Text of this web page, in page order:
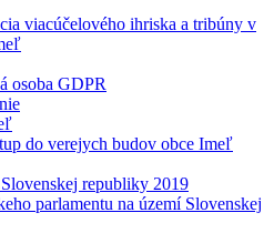
viacúčelového ihriska a tribúny v
osoba GDPR
do verejych budov obce Imeľ
republiky 2019
parlamentu na území Slovenskej